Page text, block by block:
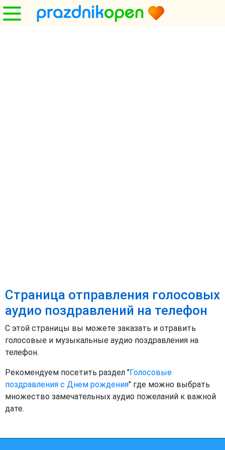
Страница отправления голосовых
аудио поздравлений на телефон
С этой страницы вы можете заказать и отравить
голосовые и музыкальные аудио поздравления на
телефон.
Рекомендуем посетить раздел "Голосовые
поздравления с Днем рождения" где можно выбрать
множество замечательных аудио пожеланий к важной
дате.